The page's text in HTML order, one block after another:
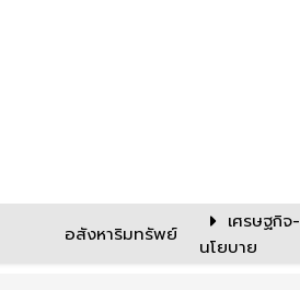
อสังหาริมทรัพย์
เศรษฐกิจ-
นโยบาย